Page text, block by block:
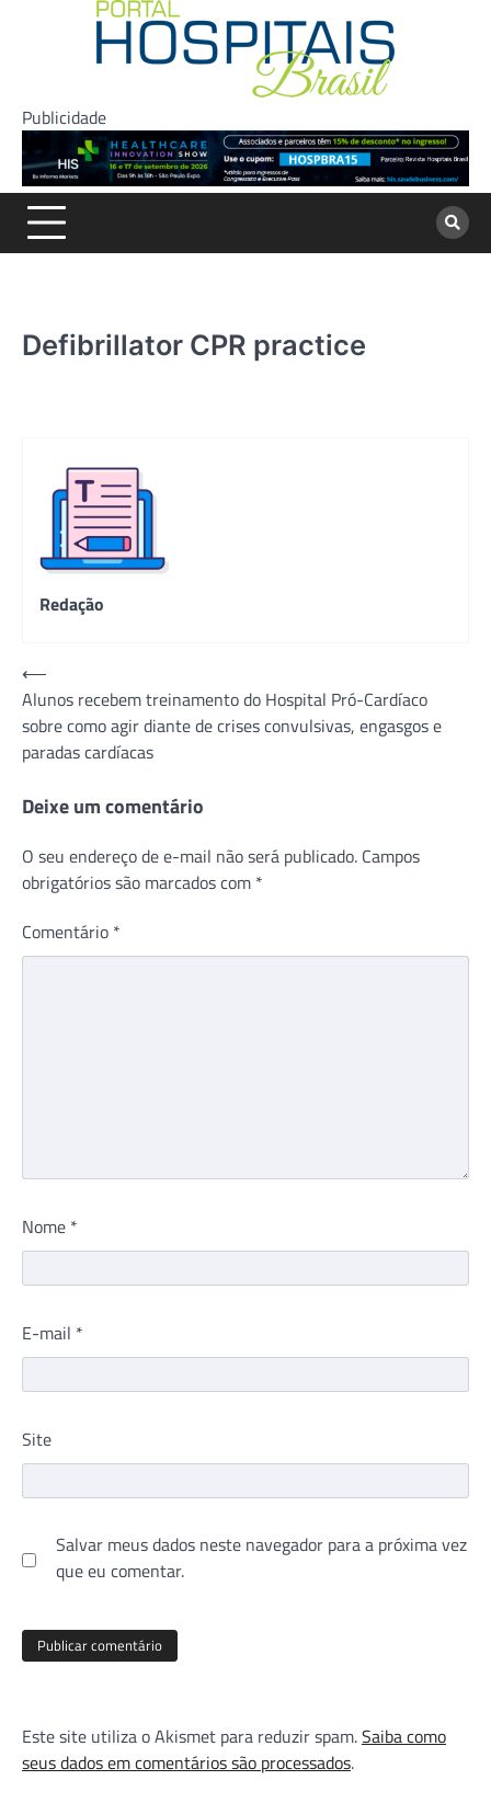
Publicidade
Defibrillator CPR practice
Redação
Navegação
de
Post
⟵
Alunos recebem treinamento do Hospital Pró-Cardíaco
sobre como agir diante de crises convulsivas, engasgos e
paradas cardíacas
Deixe um comentário
O seu endereço de e-mail não será publicado. Campos
obrigatórios são marcados com *
Comentário *
Nome *
E-mail *
Site
Salvar meus dados neste navegador para a próxima vez
que eu comentar.
Este site utiliza o Akismet para reduzir spam.Saiba como
seus dados em comentários são processados.